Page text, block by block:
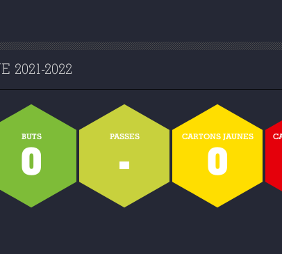
2021-2022
BUTS
0
PASSES
-
CARTONS JAUNES
0